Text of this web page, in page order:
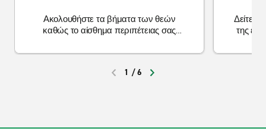
Ακολουθήστε τα βήματα των θεών
καθώς το αίσθημα περιπέτειας σας
ακολουθήστε τις αρχαίες Ρωμαϊκές
θρύλων
Δείτε
της
1 /6